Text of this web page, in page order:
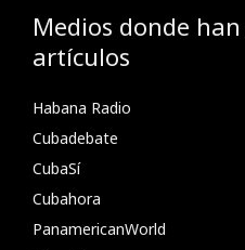
Medios donde
artículos
Habana Radio
Cubadebate
CubaSí
Cubahora
PanamericanWorld